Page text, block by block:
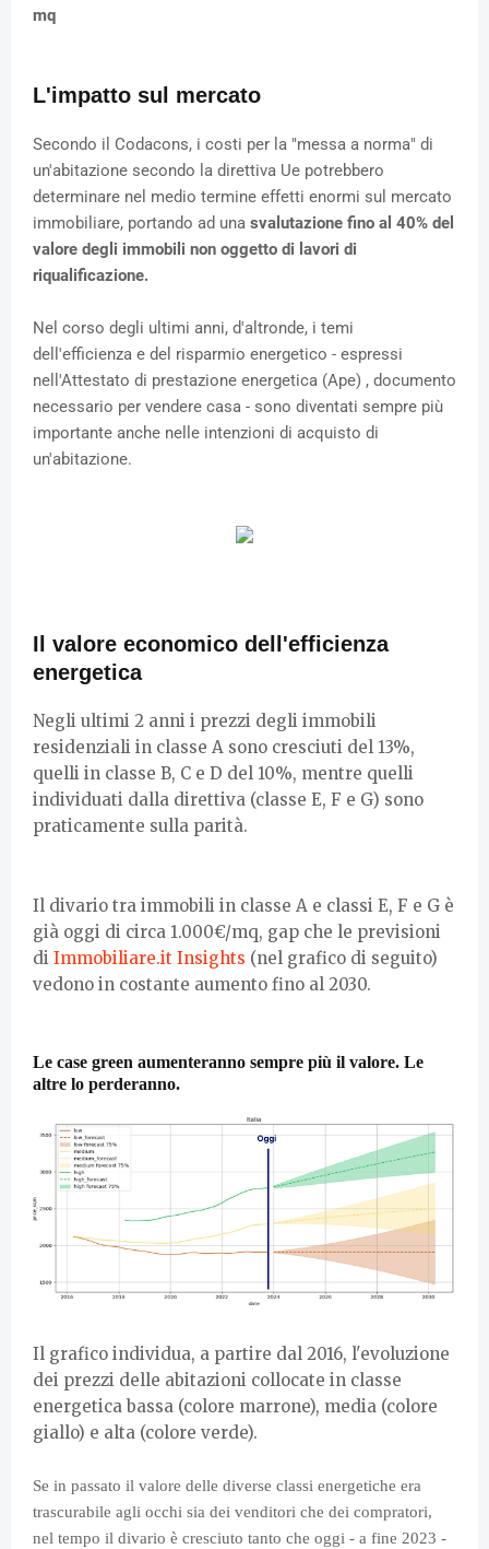
mq
L'impatto sul mercato
Secondo il Codacons, i costi per la "messa a norma" di
un'abitazione secondo la direttiva Ue potrebbero
determinare nel medio termine effetti enormi sul mercato
immobiliare, portando ad una svalutazione fino al 40% del
valore degli immobili non oggetto di lavori di
riqualificazione.
Nel corso degli ultimi anni, d'altronde, i temi
dell'efficienza e del risparmio energetico - espressi
nell'Attestato di prestazione energetica (Ape) , documento
necessario per vendere casa - sono diventati sempre più
importante anche nelle intenzioni di acquisto di
un'abitazione.
Il valore economico dell'efficienza
energetica
Negli ultimi 2 anni i prezzi degli immobili
residenziali in classe A sono cresciuti del 13%,
quelli in classe B, C e D del 10%, mentre quelli
individuati dalla direttiva (classe E, F e G) sono
praticamente sulla parità.
Il divario tra immobili in classe A e classi E, F e G è
già oggi di circa 1.000€/mq, gap che le previsioni
di Immobiliare.it Insights (nel grafico di seguito)
vedono in costante aumento fino al 2030.
Le case green aumenteranno sempre più il valore. Le
altre lo perderanno.
Il grafico individua, a partire dal 2016, l'evoluzione
dei prezzi delle abitazioni collocate in classe
energetica bassa (colore marrone), media (colore
giallo) e alta (colore verde).
Se in passato il valore delle diverse classi energetiche era
trascurabile agli occhi sia dei venditori che dei compratori,
nel tempo il divario è cresciuto tanto che oggi - a fine 2023 -